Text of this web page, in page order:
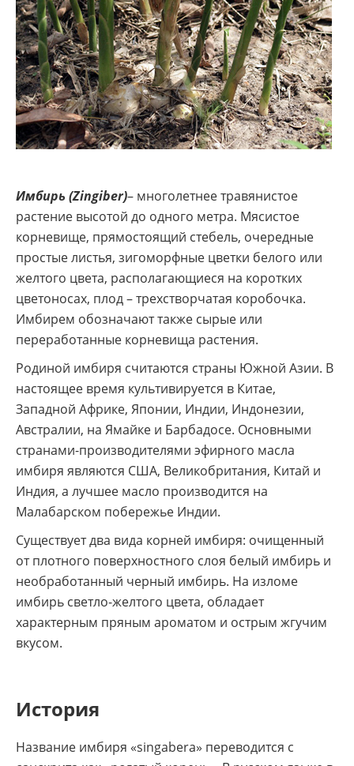
Имбирь (Zingiber)– многолетнее травянистое
растение высотой до одного метра. Мясистое
корневище, прямостоящий стебель, очередные
простые листья, зигоморфные цветки белого или
желтого цвета, располагающиеся на коротких
цветоносах, плод – трехстворчатая коробочка.
Имбирем обозначают также сырые или
переработанные корневища растения.
Родиной имбиря считаются страны Южной Азии. В
настоящее время культивируется в Китае,
Западной Африке, Японии, Индии, Индонезии,
Австралии, на Ямайке и Барбадосе. Основными
странами-производителями эфирного масла
имбиря являются США, Великобритания, Китай и
Индия, а лучшее масло производится на
Малабарском побережье Индии.
Существует два вида корней имбиря: очищенный
от плотного поверхностного слоя белый имбирь и
необработанный черный имбирь. На изломе
имбирь светло-желтого цвета, обладает
характерным пряным ароматом и острым жгучим
вкусом.
История
Название имбиря «singabera» переводится с